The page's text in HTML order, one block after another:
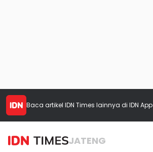
Baca artikel IDN Times lainnya di IDN App
JATENG